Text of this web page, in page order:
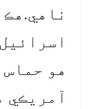
هو
آمريڪي